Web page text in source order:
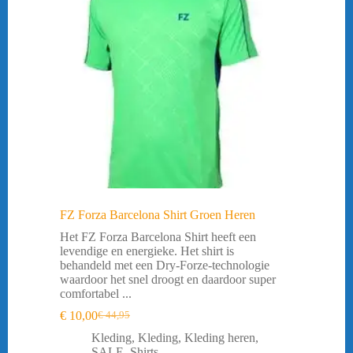
FZ Forza Barcelona Shirt Groen Heren
Het FZ Forza Barcelona Shirt heeft een
levendige en energieke. Het shirt is
behandeld met een Dry-Forze-technologie
waardoor het snel droogt en daardoor super
comfortabel ...
€44,95
Oorspronkelijke
prijs
was:
€ 10,00Huidige
prijs
is:
Kleding, Kleding, Kleding heren,